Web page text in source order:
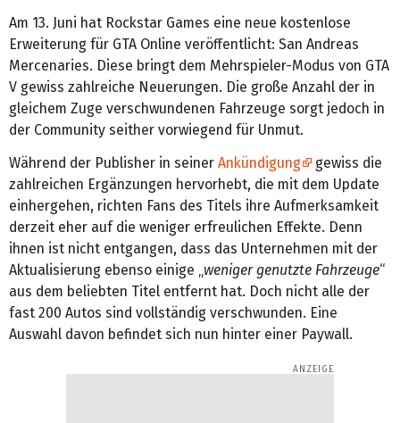
Am 13. Juni hat Rockstar Games eine neue kostenlose
Erweiterung für GTA Online veröffentlicht: San Andreas
Mercenaries. Diese bringt dem Mehrspieler-Modus von GTA
V gewiss zahlreiche Neuerungen. Die große Anzahl der in
gleichem Zuge verschwundenen Fahrzeuge sorgt jedoch in
der Community seither vorwiegend für Unmut.
Während der Publisher in seiner Ankündigung
gewiss die
zahlreichen Ergänzungen hervorhebt, die mit dem Update
einhergehen, richten Fans des Titels ihre Aufmerksamkeit
derzeit eher auf die weniger erfreulichen Effekte. Denn
ihnen ist nicht entgangen, dass das Unternehmen mit der
Aktualisierung ebenso einige „ weniger genutzte Fahrzeuge“
aus dem beliebten Titel entfernt hat. Doch nicht alle der
fast 200 Autos sind vollständig verschwunden. Eine
Auswahl davon befindet sich nun hinter einer Paywall.